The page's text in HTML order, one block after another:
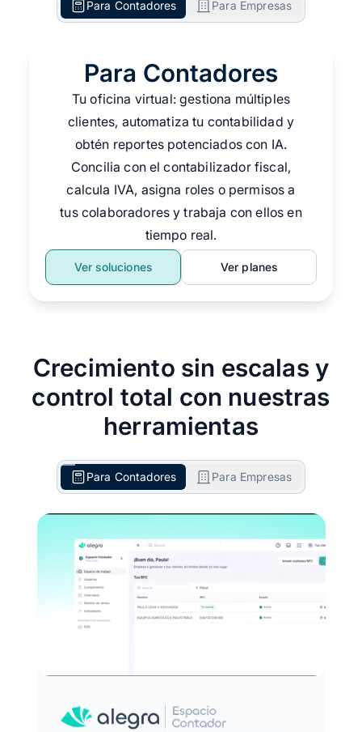
Para Contadores Para Empresas
Para Contadores
Tu oficina virtual: gestiona múltiples
clientes, automatiza tu contabilidad y
obtén reportes potenciados con IA.
Concilia con el contabilizador fiscal,
calcula IVA, asigna roles o permisos a
tus colaboradores y trabaja con ellos en
tiempo real.
Ver soluciones Ver planes
Crecimiento sin escalas y
control total con nuestras
herramientas
Para Contadores Para Empresas